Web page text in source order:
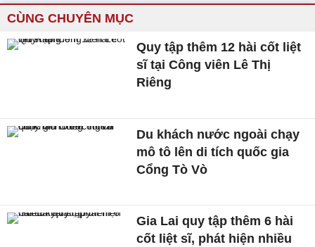
CÙNG CHUYÊN MỤC
Quy tập thêm 12 hài cốt liệt
sĩ tại Công viên Lê Thị
Riêng
Du khách nước ngoài chạy
mô tô lên di tích quốc gia
Cổng Tò Vò
Gia Lai quy tập thêm 6 hài
cốt liệt sĩ, phát hiện nhiều